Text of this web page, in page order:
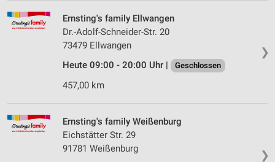
❯
Ernsting's family Ellwangen
Dr.-Adolf-Schneider-Str. 20
73479 Ellwangen
Heute 09:00 - 20:00 Uhr |
Geschlossen
457,00 km
❯
Ernsting's family Weißenburg
Eichstätter Str. 29
91781 Weißenburg